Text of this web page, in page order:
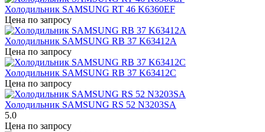
Холодильник SAMSUNG RT 46 K6360EF
Цена по запросу
Холодильник SAMSUNG RB 37 K63412A
Цена по запросу
Холодильник SAMSUNG RB 37 K63412C
Цена по запросу
Холодильник SAMSUNG RS 52 N3203SA
5.0
Цена по запросу